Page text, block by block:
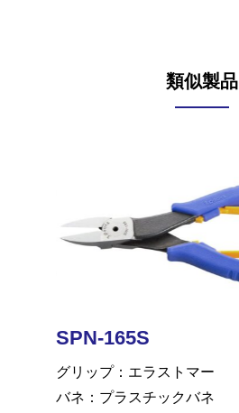
類似製品
SPN-165S
グリップ
エラストマー
バネ
プラスチックバネ